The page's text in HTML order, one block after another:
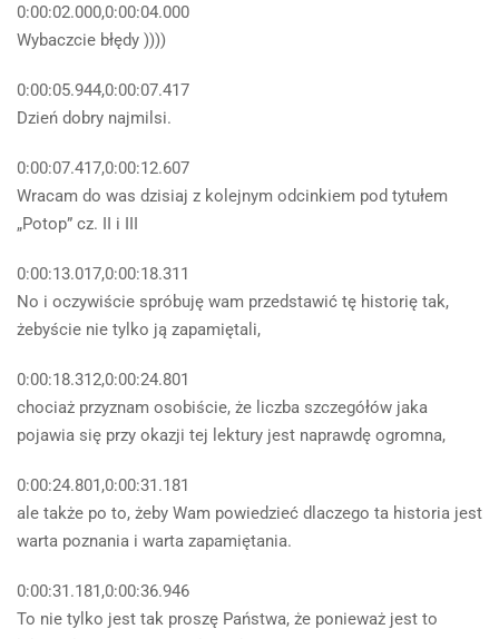
0:00:02.000,0:00:04.000
Wybaczcie błędy ))))
0:00:05.944,0:00:07.417
Dzień dobry najmilsi.
0:00:07.417,0:00:12.607
Wracam do was dzisiaj z kolejnym odcinkiem pod tytułem
„Potop” cz. II i III
0:00:13.017,0:00:18.311
No i oczywiście spróbuję wam przedstawić tę historię tak,
żebyście nie tylko ją zapamiętali,
0:00:18.312,0:00:24.801
chociaż przyznam osobiście, że liczba szczegółów jaka
pojawia się przy okazji tej lektury jest naprawdę ogromna,
0:00:24.801,0:00:31.181
ale także po to, żeby Wam powiedzieć dlaczego ta historia jest
warta poznania i warta zapamiętania.
0:00:31.181,0:00:36.946
To nie tylko jest tak proszę Państwa, że ponieważ jest to